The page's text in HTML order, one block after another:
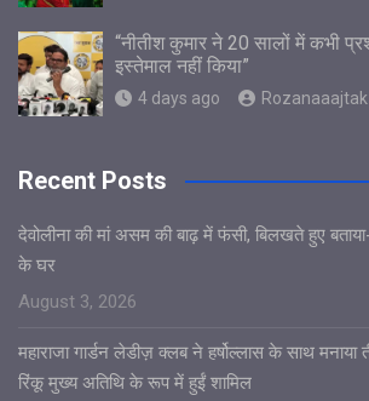
“नीतीश कुमार ने 20 सालों में कभी
इस्तेमाल नहीं किया”
4 days ago Rozanaaajtak
Recent Posts
देवोलीना की मां असम की बाढ़ में फंसी, बिलखते हुए
के घर
August 3, 2026
महाराजा गार्डन लेडीज़ क्लब ने हर्षोल्लास के साथ मनाया
रिंकू मुख्य अतिथि के रूप में हुईं शामिल